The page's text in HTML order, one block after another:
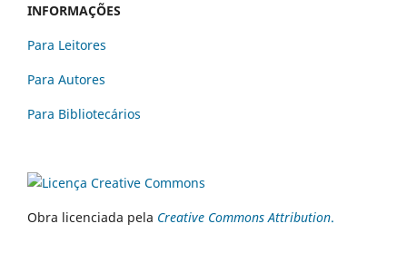
INFORMAÇÕES
Para Leitores
Para Autores
Para Bibliotecários
Obra licenciada pela Creative Commons Attribution.